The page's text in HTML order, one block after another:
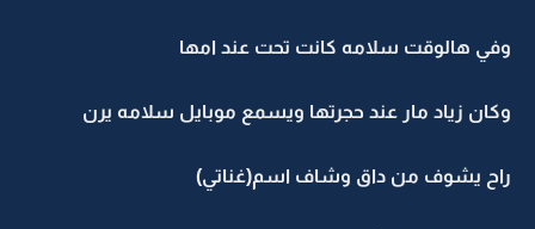
وفي هالوقت سلامه كانت تحت عند امها
وكان زياد مار عند حجرتها ويسمع موبايل سلامه يرن
راح يشوف من داق وشاف اسم(غناتي)